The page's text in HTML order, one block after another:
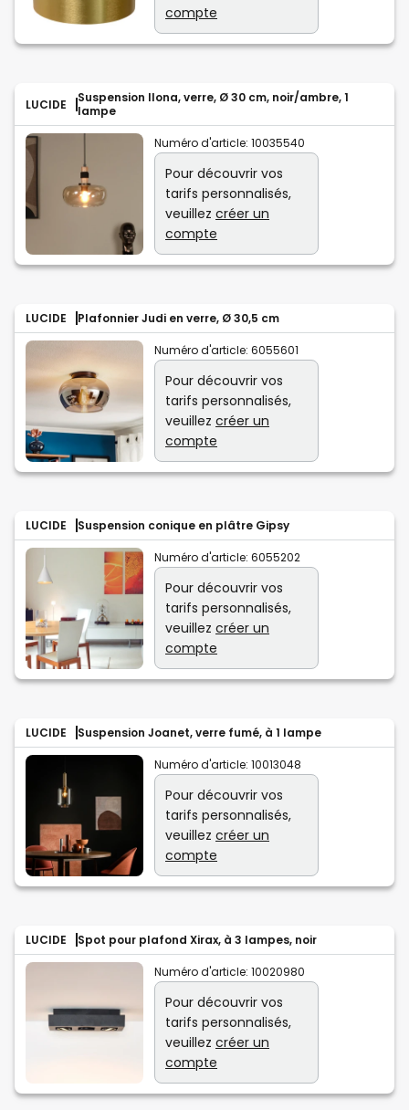
compte
LUCIDE
Suspension Ilona, verre, Ø 30 cm, noir/ambre, 1
lampe
Numéro d'article: 10035540
Pour découvrir vos
tarifs personnalisés,
veuillez créer un
compte
LUCIDE Plafonnier Judi en verre, Ø 30,5 cm
Numéro d'article: 6055601
Pour découvrir vos
tarifs personnalisés,
veuillez créer un
compte
LUCIDE Suspension conique en plâtre Gipsy
Numéro d'article: 6055202
Pour découvrir vos
tarifs personnalisés,
veuillez créer un
compte
LUCIDE Suspension Joanet, verre fumé, à 1 lampe
Numéro d'article: 10013048
Pour découvrir vos
tarifs personnalisés,
veuillez créer un
compte
LUCIDE Spot pour plafond Xirax, à 3 lampes, noir
Numéro d'article: 10020980
Pour découvrir vos
tarifs personnalisés,
veuillez créer un
compte